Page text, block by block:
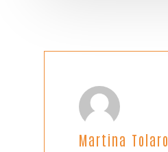
Martina Tolaro